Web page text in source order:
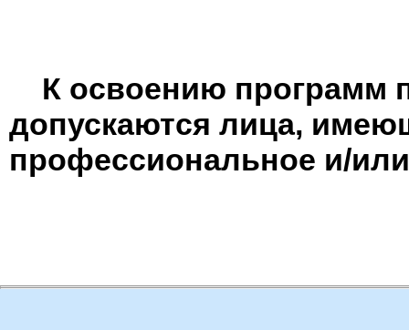
К освоению программ
допускаются лица,
профессиональное и/